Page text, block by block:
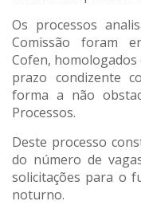
Os processos
Comissão foram
Cofen, homologados
prazo condizente
forma a não
Processos.
Deste processo
do número de
solicitações para o
noturno.